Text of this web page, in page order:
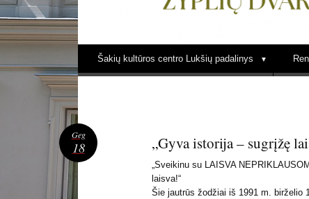
Šakių kultūros centro Lukšių padalinys
„Gyva istorija – sugrįžę
„Sveikinu su LAISVA
laisva!“
Šie jautrūs žodžiai iš 1991 m. birželio
Geg
18